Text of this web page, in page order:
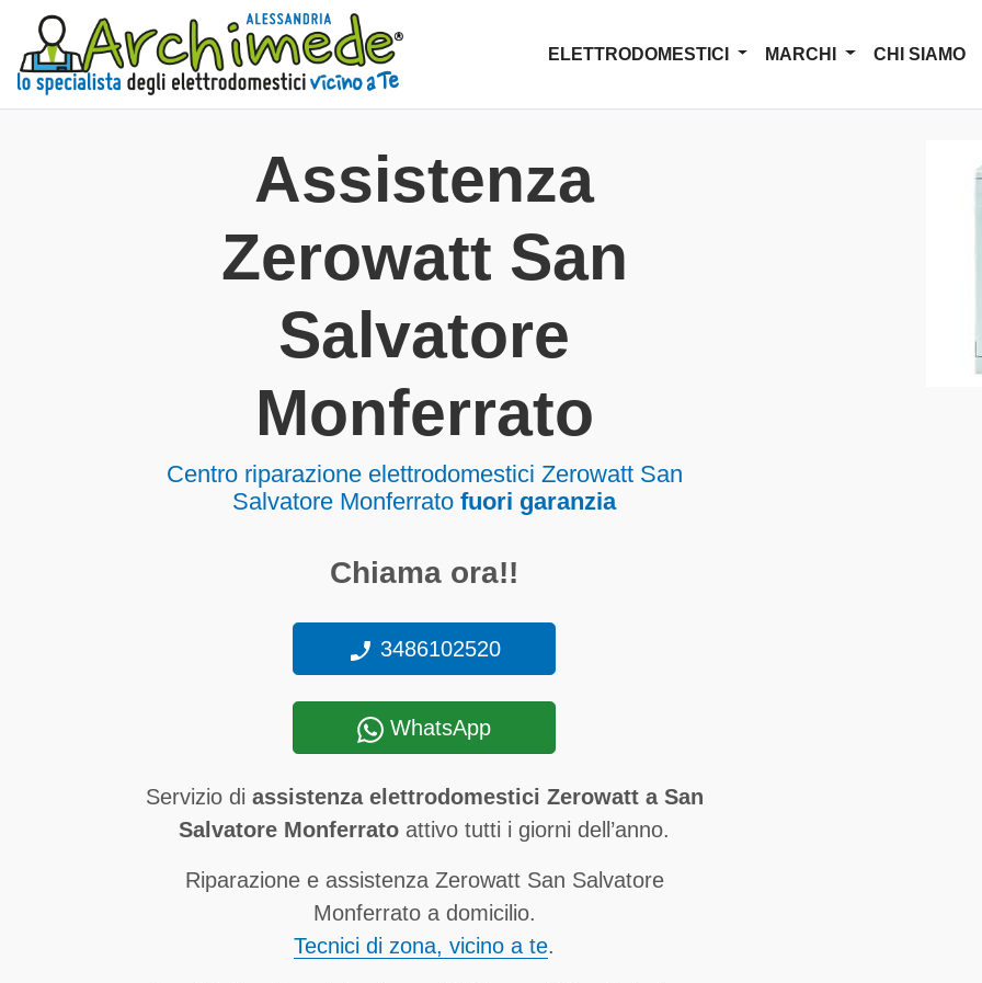
ELETTRODOMESTICI MARCHI CHI SIAMO
Assistenza
Zerowatt San
Salvatore
Monferrato
Centro riparazione elettrodomestici Zerowatt San
Salvatore Monferrato fuori garanzia
Chiama ora!!
3486102520
WhatsApp
Servizio di assistenza elettrodomestici Zerowatt a San
Salvatore Monferrato attivo tutti i giorni dell’anno.
Riparazione e assistenza Zerowatt San Salvatore
Monferrato a domicilio.
Tecnici di zona, vicino a te.